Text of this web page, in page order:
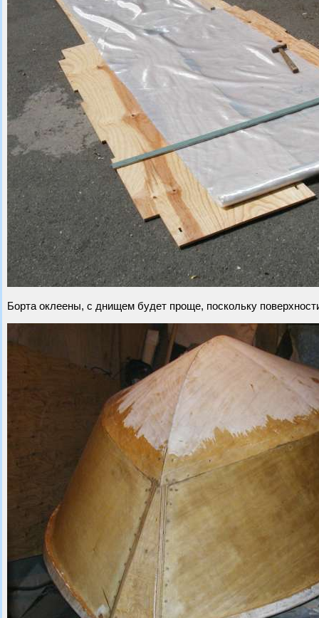
Борта оклеены, с днищем будет проще, поскольку